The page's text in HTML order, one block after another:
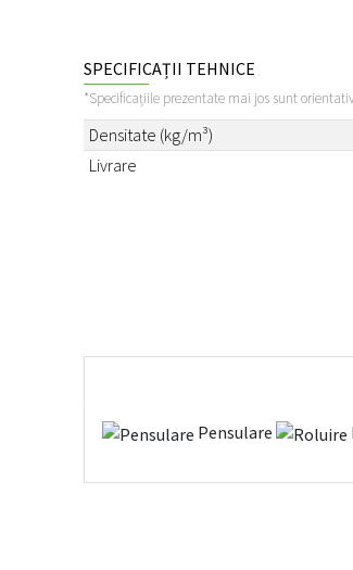
SPECIFICAȚII TEHNICE
*Specificațiile prezentate mai jos sunt
Densitate (kg/m³)
Livrare
Pensulare